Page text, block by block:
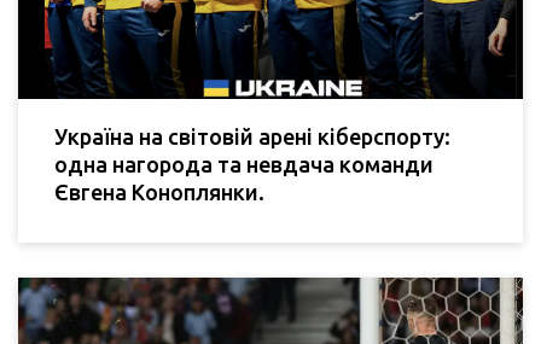
Україна на світовій арені кіберспорту:
одна нагорода та невдача команди
Євгена Коноплянки.